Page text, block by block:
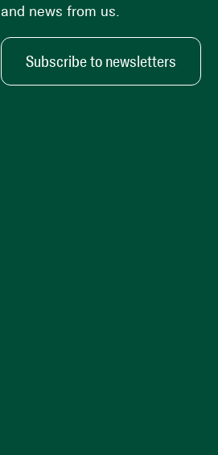
and news from us.
Subscribe to newsletters